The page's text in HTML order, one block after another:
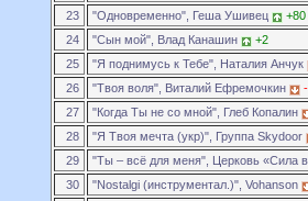
23
"Одновременно", Геша Ушивец
+80
24
"Сын мой", Влад Канашин
+2
25
"Я поднимусь к Тебе", Наталия Анчук
26
"Твоя воля", Виталий Ефремочкин
27
"Когда Ты не со мной", Глеб Копалин
28
"Я Твоя мечта (укр)", Группа Skydoor
29
"Ты – всё для меня", Церковь «Сила
30
"Nostalgi (инструментал.)", Vohanson